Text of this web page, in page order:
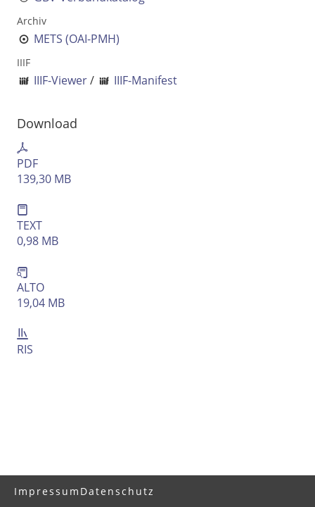
Archiv
METS (OAI-PMH)
IIIF
IIIF-Viewer/ IIIF-Manifest
Download
PDF
139,30 MB
TEXT
0,98 MB
ALTO
19,04 MB
RIS
Impressum Datenschutz